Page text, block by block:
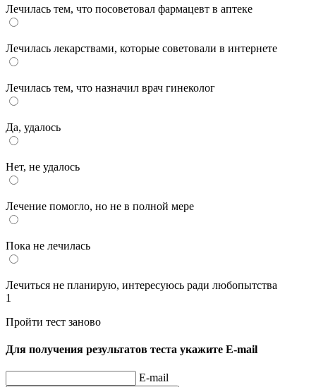
Лечилась тем, что посоветовал фармацевт в аптеке
Лечилась лекарствами, которые советовали в интернете
Лечилась тем, что назначил врач гинеколог
Да, удалось
Нет, не удалось
Лечение помогло, но не в полной мере
Пока не лечилась
Лечиться не планирую, интересуюсь ради любопытства
1
Пройти тест заново
Для получения результатов теста укажите E‑mail
E-mail